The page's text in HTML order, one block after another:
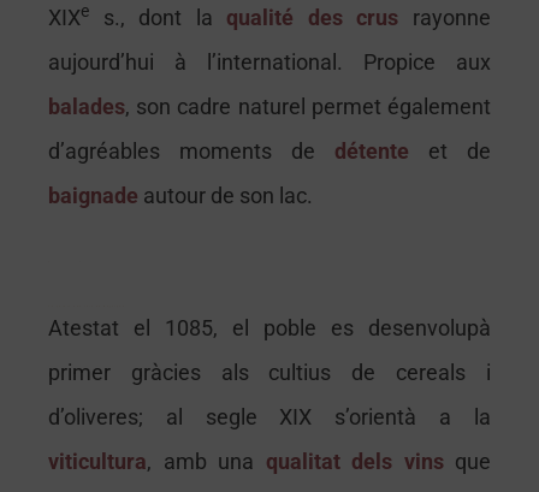
XIXe s., dont la qualité des crus rayonne
aujourd’hui à l’international. Propice aux
balades, son cadre naturel permet également
d’agréables moments de détente et de
baignade autour de son lac.
Atestat el 1085, el poble es desenvolupà
primer gràcies als cultius de cereals i
d’oliveres; al segle XIX s’orientà a la
viticultura, amb una qualitat dels vinsque